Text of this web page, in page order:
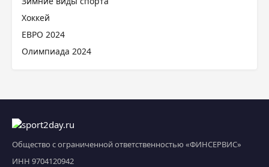
Хоккей
ЕВРО 2024
Олимпиада 2024
Общество с ограниченной ответственностью «ФИНСЕРВИС»
ИНН 9704120942